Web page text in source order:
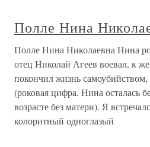
Полле Нина
Полле Нина Николаевна Нина
отец Николай Агеев воевал, к
покончил жизнь
(роковая цифра, Нина осталась
возрасте без матери). Я
колоритный одноглазый